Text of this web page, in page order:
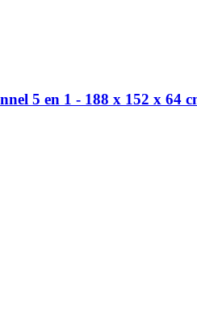
5 en 1 -​ 188 x 152 x 64